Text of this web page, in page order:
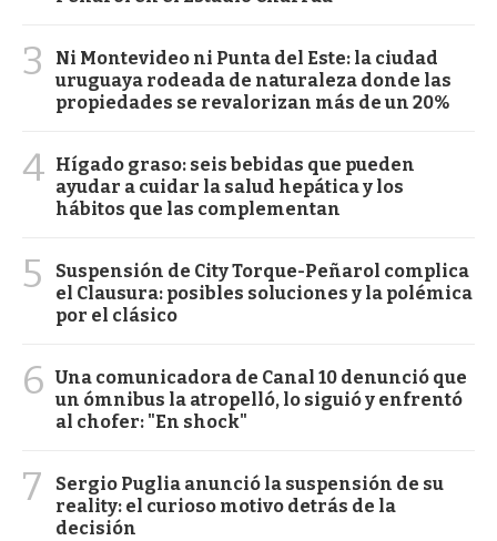
3
Ni Montevideo ni Punta del Este: la ciudad
uruguaya rodeada de naturaleza donde las
propiedades se revalorizan más de un 20%
4 Hígado graso: seis bebidas que pueden
ayudar a cuidar la salud hepática y los
hábitos que las complementan
5
Suspensión de City Torque-Peñarol complica
el Clausura: posibles soluciones y la polémica
por el clásico
6 Una comunicadora de Canal 10 denunció que
un ómnibus la atropelló, lo siguió y enfrentó
al chofer: "En shock"
7
Sergio Puglia anunció la suspensión de su
reality: el curioso motivo detrás de la
decisión